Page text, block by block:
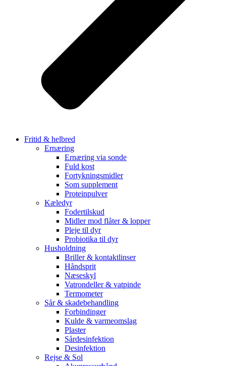
Fritid & helbred
Ernæring
Ernæring via sonde
Fuld kost
Fortykningsmidler
Som supplement
Proteinpulver
Kæledyr
Fodertilskud
Midler mod flåter & lopper
Pleje til dyr
Probiotika til dyr
Husholdning
Briller & kontaktlinser
Håndsprit
Næseskyl
Vatrondeller & vatpinde
Termometer
Sår & skadebehandling
Forbindinger
Kulde & varmeomslag
Plaster
Sårdesinfektion
Desinfektion
Rejse & Sol